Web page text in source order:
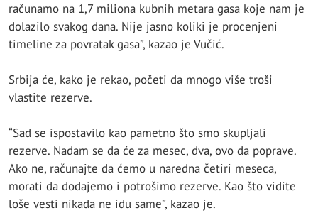
računamo na 1,7 miliona kubnih metara gasa koje nam je
dolazilo svakog dana. Nije jasno koliki je procenjeni
timeline za povratak gasa”, kazao je Vučić.
Srbija će, kako je rekao, početi da mnogo više troši
vlastite rezerve.
“Sad se ispostavilo kao pametno što smo skupljali
rezerve. Nadam se da će za mesec, dva, ovo da poprave.
Ako ne, računajte da ćemo u naredna četiri meseca,
morati da dodajemo i potrošimo rezerve. Kao što vidite
loše vesti nikada ne idu same”, kazao je.